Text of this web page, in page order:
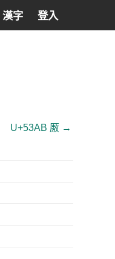
漢字 登入
U+53AB 厫 →